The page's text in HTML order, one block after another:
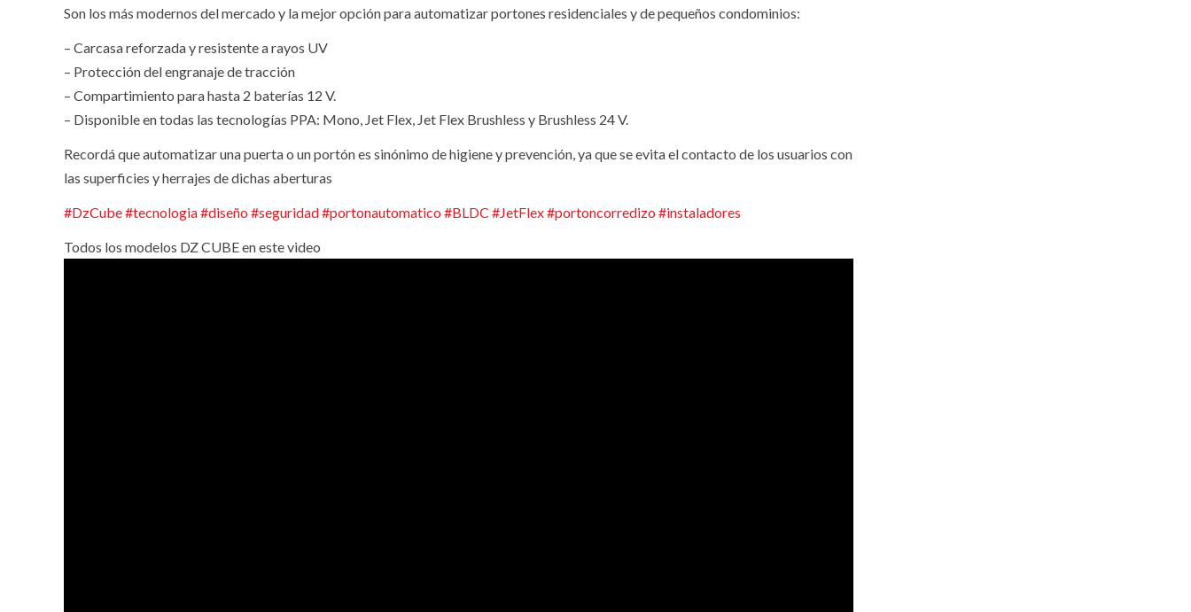
Son los más modernos del mercado y la mejor opción para automatizar portones residenciales y de pequeños condominios:
– Carcasa reforzada y resistente a rayos UV
– Protección del engranaje de tracción
– Compartimiento para hasta 2 baterías 12 V.
– Disponible en todas las tecnologías PPA: Mono, Jet Flex, Jet Flex Brushless y Brushless 24 V.
Recordá que automatizar una puerta o un portón es sinónimo de higiene y prevención, ya que se evita el contacto de los usuarios con
las superficies y herrajes de dichas aberturas
#DzCube#tecnologia#diseño #seguridad#portonautomatico #BLDC #JetFlex#portoncorredizo #instaladores
Todos los modelos DZ CUBE en este video